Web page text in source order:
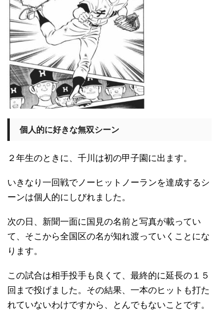
個人的に好きな無双シーン
２年生のときに、千川は初の甲子園に出ます。
いきなり一回戦でノーヒットノーランを達成するシ
ーンは個人的にしびれました。
次の日、新聞一面に国見の名前と写真が載ってい
て、そこから全国区の名が知れ渡っていくことにな
ります。
この試合は相手投手も良くて、最終的に延長の１５
回まで投げました。その結果、一本のヒットも打た
れていないわけですから、とんでもないことです。